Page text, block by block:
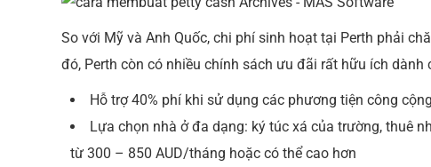
So với Mỹ và Anh Quốc, chi phí sinh hoạt tại Perth phải
đó, Perth còn có nhiều chính sách ưu đãi rất hữu ích dành
Hỗ trợ 40% phí khi sử dụng các phương tiện công
Lựa chọn nhà ở đa dạng: ký túc xá của trường, thuê
từ 300 – 850 AUD/tháng hoặc có thể cao hơn